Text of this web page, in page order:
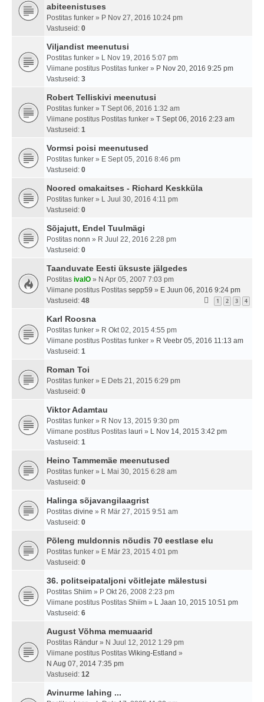
abiteenistuses
Postitas funker » P Nov 27, 2016 10:24 pm
Vastuseid: 0
Viljandist meenutusi
Postitas funker » L Nov 19, 2016 5:07 pm
Viimane postitus Postitas funker » P Nov 20, 2016 9:25 pm
Vastuseid: 3
Robert Telliskivi meenutusi
Postitas funker » T Sept 06, 2016 1:32 am
Viimane postitus Postitas funker » T Sept 06, 2016 2:23 am
Vastuseid: 1
Vormsi poisi meenutused
Postitas funker » E Sept 05, 2016 8:46 pm
Vastuseid: 0
Noored omakaitses - Richard Keskküla
Postitas funker » L Juul 30, 2016 4:11 pm
Vastuseid: 0
Sõjajutt, Endel Tuulmägi
Postitas nonn » R Juul 22, 2016 2:28 pm
Vastuseid: 0
Taanduvate Eesti üksuste jälgedes
Postitas ivalO » N Apr 05, 2007 7:03 pm
Viimane postitus Postitas sepp59 » E Juun 06, 2016 9:24 pm
Vastuseid: 48 1 2 3 4
Karl Roosna
Postitas funker » R Okt 02, 2015 4:55 pm
Viimane postitus Postitas funker » R Veebr 05, 2016 11:13 am
Vastuseid: 1
Roman Toi
Postitas funker » E Dets 21, 2015 6:29 pm
Vastuseid: 0
Viktor Adamtau
Postitas funker » R Nov 13, 2015 9:30 pm
Viimane postitus Postitas lauri » L Nov 14, 2015 3:42 pm
Vastuseid: 1
Heino Tammemäe meenutused
Postitas funker » L Mai 30, 2015 6:28 am
Vastuseid: 0
Halinga sõjavangilaagrist
Postitas divine » R Mär 27, 2015 9:51 am
Vastuseid: 0
Põleng muldonnis nõudis 70 eestlase elu
Postitas funker » E Mär 23, 2015 4:01 pm
Vastuseid: 0
36. politseipataljoni võitlejate mälestusi
Postitas Shiim » P Okt 26, 2008 2:23 pm
Viimane postitus Postitas Shiim » L Jaan 10, 2015 10:51 pm
Vastuseid: 6
August Võhma memuaarid
Postitas Rändur » N Juul 12, 2012 1:29 pm
Viimane postitus Postitas Wiking-Estland »
N Aug 07, 2014 7:35 pm
Vastuseid: 12
Avinurme lahing ...